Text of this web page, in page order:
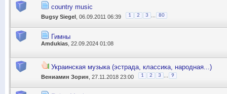
country music
Bugsy Siegel , 06.09.2011 06:39 1 2 3 80
Гимны
Amdukias, 22.09.2024 01:08
Украинская музыка (эстрада, классика, народная...)
Вениамин Зорин , 27.11.2018 23:00 1 2 3 9